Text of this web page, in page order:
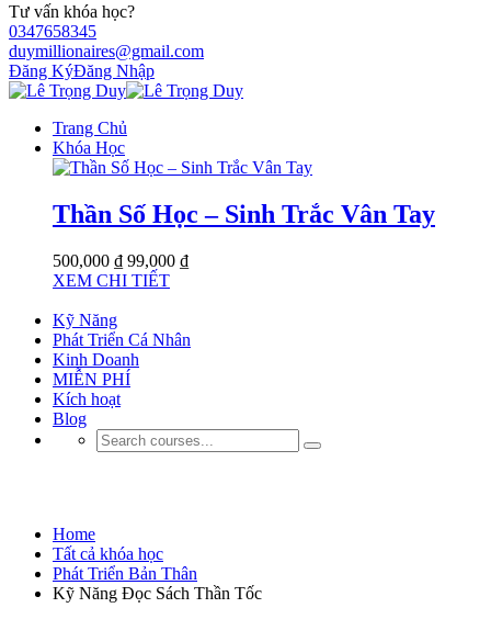
Tư vấn khóa học?
0347658345
duymillionaires@gmail.com
Đăng KýĐăng Nhập
Trang Chủ
Khóa Học
Thần Số Học – Sinh Trắc Vân Tay
500,000 ₫ 99,000 ₫
XEM CHI TIẾT
Kỹ Năng
Phát Triển Cá Nhân
Kinh Doanh
MIỄN PHÍ
Kích hoạt
Blog
Home
Tất cả khóa học
Phát Triển Bản Thân
Kỹ Năng Đọc Sách Thần Tốc